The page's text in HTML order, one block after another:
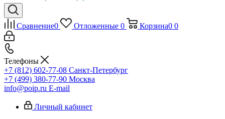
Сравнение0 Отложенные 0 Корзина0 0
Телефоны
+7 (812) 602-77-08 Санкт-Петербург
+7 (499) 380-77-90 Москва
info@poip.ru E-mail
Личный кабинет